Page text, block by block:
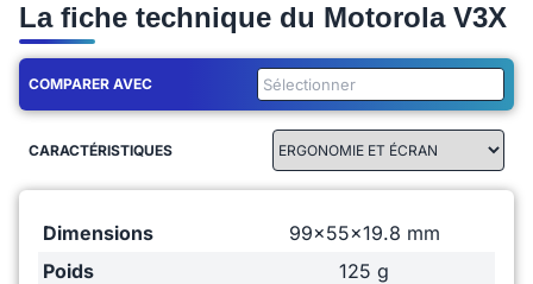
La fiche technique du Motorola V3X
COMPARER AVEC
CARACTÉRISTIQUES
Dimensions
99x55x19.8 mm
Poids
125 g